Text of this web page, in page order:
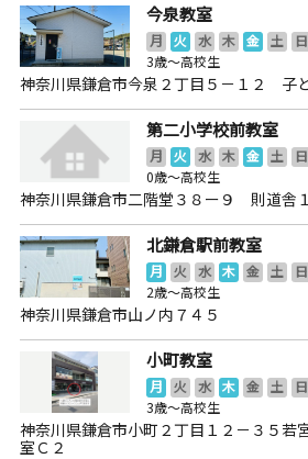
今泉教室
月 火 水 木 金 土
日
3歳～高校生
神奈川県鎌倉市今泉２丁目５－１２ 子
第二小学校前教室
月 火 水 木 金 土
日
0歳～高校生
神奈川県鎌倉市二階堂３８ー９ 則道舎
北鎌倉駅前教室
月 火 水 木 金 土
日
2歳～高校生
神奈川県鎌倉市山ノ内７４５
小町教室
月 火 水 木 金 土
日
3歳～高校生
神奈川県鎌倉市小町２丁目１２－３５
室Ｃ２